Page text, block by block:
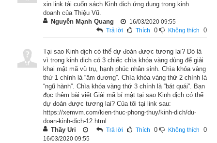
xin link tải cuốn sách Kinh dịch ứng dụng trong kinh
doanh của Thiệu Vũ.
Nguyễn Mạnh Quang
Trả lời Thích 0 Không thích 0
16/03/2020 09:55
Tại sao Kinh dịch có thể dự đoán được tương lai? Đó là
vì trong kinh dịch có 3 chiếc chìa khóa vàng dùng để giải
khai mật mã vũ trụ, hạnh phúc nhân sinh. Chìa khóa vàng
thứ 1 chính là “âm dương”. Chìa khóa vàng thứ 2 chính là
“ngũ hành”. Chìa khóa vàng thứ 3 chính là “bát quái”. Bạn
đọc thêm bài viết Giải mã bí mật tại sao Kinh dịch có thể
dự đoán được tương lai? Của tôi tại link sau:
https://xemvm.com/kien-thuc-phong-thuy/kinh-dich/du-
doan-kinh-dich-12.html
Thầy Uri
Trả lời Thích 0 Không thích 0
16/03/2020 09:55